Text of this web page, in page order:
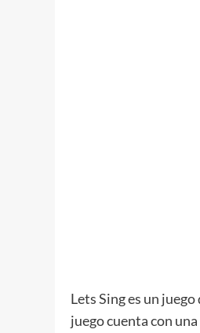
Lets Sing es un
juego cuenta con una